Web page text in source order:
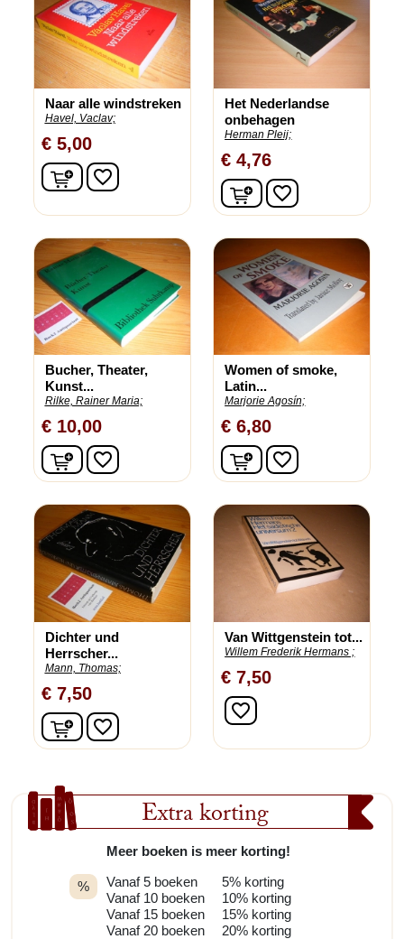
Extra korting
%
Meer boeken is meer korting!
Vanaf 5 boeken
Vanaf 10 boeken
Vanaf 15 boeken
Vanaf 20 boeken
5% korting
10% korting
15% korting
20% korting
Naar alle windstreken
Havel, Vaclav;
€ 5,00
In winkelwagen
favorite_border
Het Nederlandse
onbehagen
Herman Pleij;
€ 4,76
In winkelwagen
favorite_border
Bucher, Theater,
Kunst...
Rilke, Rainer Maria;
€ 10,00
In winkelwagen
favorite_border
Women of smoke,
Latin...
Marjorie Agosín;
€ 6,80
In winkelwagen
favorite_border
Dichter und
Herrscher...
Mann, Thomas;
€ 7,50
In winkelwagen
favorite_border
Van Wittgenstein tot...
Willem Frederik Hermans ;
€ 7,50
favorite_border